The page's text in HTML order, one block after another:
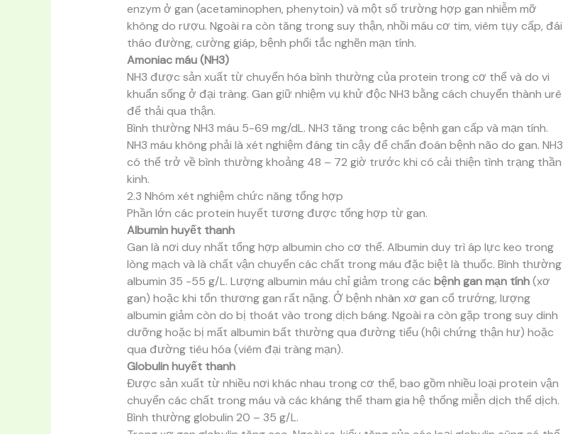
enzym ở gan (acetaminophen, phenytoin) và một số trường hợp gan nhiễm mỡ
không do rượu. Ngoài ra còn tăng trong suy thận, nhồi máu cơ tim, viêm tụy cấp, đái
tháo đường, cường giáp, bệnh phổi tắc nghẽn mạn tính.
Amoniac máu (NH3)
NH3 được sản xuất từ chuyển hóa bình thường của protein trong cơ thể và do vi
khuẩn sống ở đại tràng. Gan giữ nhiệm vụ khử độc NH3 bằng cách chuyển thành urê
để thải qua thận.
Bình thường NH3 máu 5-69 mg/dL. NH3 tăng trong các bệnh gan cấp và mạn tính.
NH3 máu không phải là xét nghiệm đáng tin cậy để chẩn đoán bệnh não do gan. NH3
có thể trở về bình thường khoảng 48 – 72 giờ trước khi có cải thiện tình trạng thần
kinh.
2.3 Nhóm xét nghiệm chức năng tổng hợp
Phần lớn các protein huyết tương được tổng hợp từ gan.
Albumin huyết thanh
Gan là nơi duy nhất tổng hợp albumin cho cơ thể. Albumin duy trì áp lực keo trong
lòng mạch và là chất vận chuyển các chất trong máu đặc biệt là thuốc. Bình thường
albumin 35 -55 g/L. Lượng albumin máu chỉ giảm trong các bệnh gan mạn tính(xơ
gan) hoặc khi tổn thương gan rất nặng. Ở bệnh nhân xơ gan cổ trướng, lượng
albumin giảm còn do bị thoát vào trong dịch báng. Ngoài ra còn gặp trong suy dinh
dưỡng hoặc bị mất albumin bất thường qua đường tiểu (hội chứng thận hư) hoặc
qua đường tiêu hóa (viêm đại tràng mạn).
Globulin huyết thanh
Được sản xuất từ nhiều nơi khác nhau trong cơ thể, bao gồm nhiều loại protein vận
chuyển các chất trong máu và các kháng thể tham gia hệ thống miễn dịch thể dịch.
Bình thường globulin 20 – 35 g/L.